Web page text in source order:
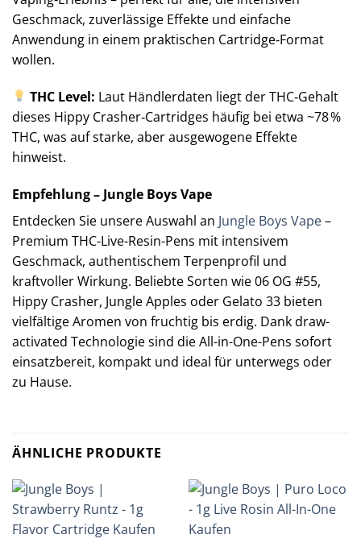
Geschmack, zuverlässige Effekte und einfache
Anwendung in einem praktischen Cartridge‑Format
wollen.
THC Level: Laut Händlerdaten liegt der THC‑Gehalt
dieses Hippy Crasher‑Cartridges häufig bei etwa ~78 %
THC, was auf starke, aber ausgewogene Effekte
hinweist.
Empfehlung – Jungle Boys Vape
Entdecken Sie unsere Auswahl an Jungle Boys Vape–
Premium THC-Live-Resin-Pens mit intensivem
Geschmack, authentischem Terpenprofil und
kraftvoller Wirkung. Beliebte Sorten wie 06 OG #55,
Hippy Crasher, Jungle Apples oder Gelato 33 bieten
vielfältige Aromen von fruchtig bis erdig. Dank draw-
activated Technologie sind die All-in-One-Pens sofort
einsatzbereit, kompakt und ideal für unterwegs oder
zu Hause.
ÄHNLICHE PRODUKTE